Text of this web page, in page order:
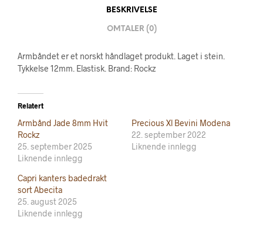
BESKRIVELSE
OMTALER (0)
Armbåndet er et norskt håndlaget produkt. Laget i stein.
Tykkelse 12mm. Elastisk. Brand: Rockz
Relatert
Armbånd Jade 8mm Hvit
Rockz
25. september 2025
Liknende innlegg
Precious Xl Bevini Modena
22. september 2022
Liknende innlegg
Capri kanters badedrakt
sort Abecita
25. august 2025
Liknende innlegg